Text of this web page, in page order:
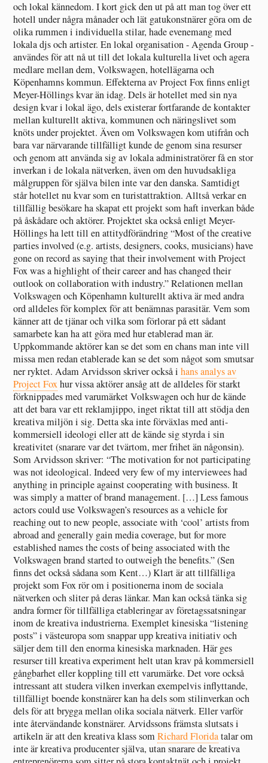
och lokal kännedom. I kort gick den ut på att man tog över ett
hotell under några månader och lät gatukonstnärer göra om de
olika rummen i individuella stilar, hade evenemang med
lokala djs och artister. En lokal organisation - Agenda Group -
användes för att nå ut till det lokala kulturella livet och agera
medlare mellan dem, Volkswagen, hotellägarna och
Köpenhamns kommun. Effekterna av Project Fox finns enligt
Meyer-Höllings kvar än idag. Dels är hotellet med sin nya
design kvar i lokal ägo, dels existerar fortfarande de kontakter
mellan kulturellt aktiva, kommunen och näringslivet som
knöts under projektet. Även om Volkswagen kom utifrån och
bara var närvarande tillfälligt kunde de genom sina resurser
och genom att använda sig av lokala administratörer få en stor
inverkan i de lokala nätverken, även om den huvudsakliga
målgruppen för själva bilen inte var den danska. Samtidigt
står hotellet nu kvar som en turistattraktion. Alltså verkar en
tillfällig besökare ha skapat ett projekt som haft inverkan både
på åskådare och aktörer. Projektet ska också enligt Meyer-
Höllings ha lett till en attitydförändring “Most of the creative
parties involved (e.g. artists, designers, cooks, musicians) have
gone on record as saying that their involvement with Project
Fox was a highlight of their career and has changed their
outlook on collaboration with industry.” Relationen mellan
Volkswagen och Köpenhamn kulturellt aktiva är med andra
ord alldeles för komplex för att benämnas parasitär. Vem som
känner att de tjänar och vilka som förlorar på ett sådant
samarbete kan ha att göra med hur etablerad man är.
Uppkommande aktörer kan se det som en chans man inte vill
missa men redan etablerade kan se det som något som smutsar
ner ryktet. Adam Arvidsson skriver också ihans analys av
Project Foxhur vissa aktörer ansåg att de alldeles för starkt
förknippades med varumärket Volkswagen och hur de kände
att det bara var ett reklamjippo, inget riktat till att stödja den
kreativa miljön i sig. Detta ska inte förväxlas med anti-
kommersiell ideologi eller att de kände sig styrda i sin
kreativitet (snarare var det tvärtom, mer frihet än någonsin).
Som Arvidsson skriver: “The motivation for not participating
was not ideological. Indeed very few of my interviewees had
anything in principle against cooperating with business. It
was simply a matter of brand management. […] Less famous
actors could use Volkswagen’s resources as a vehicle for
reaching out to new people, associate with ‘cool’ artists from
abroad and generally gain media coverage, but for more
established names the costs of being associated with the
Volkswagen brand started to outweigh the benefits.” (Sen
finns det också sådana som Kent…) Klart är att tillfälliga
projekt som Fox rör om i positionerna inom de sociala
nätverken och sliter på deras länkar. Man kan också tänka sig
andra former för tillfälliga etableringar av företagssatsningar
inom de kreativa industrierna. Exemplet kinesiska “listening
posts” i västeuropa som snappar upp kreativa initiativ och
säljer dem till den enorma kinesiska marknaden. Här ges
resurser till kreativa experiment helt utan krav på kommersiell
gångbarhet eller koppling till ett varumärke. Det vore också
intressant att studera vilken inverkan exempelvis inflyttande,
tillfälligt boende konstnärer kan ha dels som stilinverkan och
dels för att brygga mellan olika sociala nätverk. Eller varför
inte återvändande konstnärer. Arvidssons främsta slutsats i
artikeln är att den kreativa klass somRichard Floridatalar om
inte är kreativa producenter själva, utan snarare de kreativa